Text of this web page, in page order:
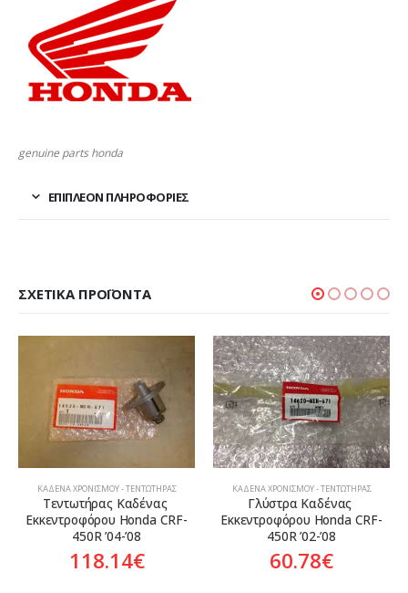
genuine parts honda
ΕΠΙΠΛΈΟΝ ΠΛΗΡΟΦΟΡΊΕΣ
ΣΧΕΤΙΚΆ ΠΡΟΪΌΝΤΑ
ΚΑΔΈΝΑ ΧΡΟΝΙΣΜΟΎ - ΤΕΝΤΩΤΉΡΑΣ
Τεντωτήρας Καδένας
Εκκεντροφόρου Honda CRF-
450R ’04-’08
118.14€
ΚΑΔΈΝΑ ΧΡΟΝΙΣΜΟΎ - ΤΕΝΤΩΤΉΡΑΣ
Γλύστρα Καδένας
Εκκεντροφόρου Honda CRF-
450R ’02-’08
60.78€